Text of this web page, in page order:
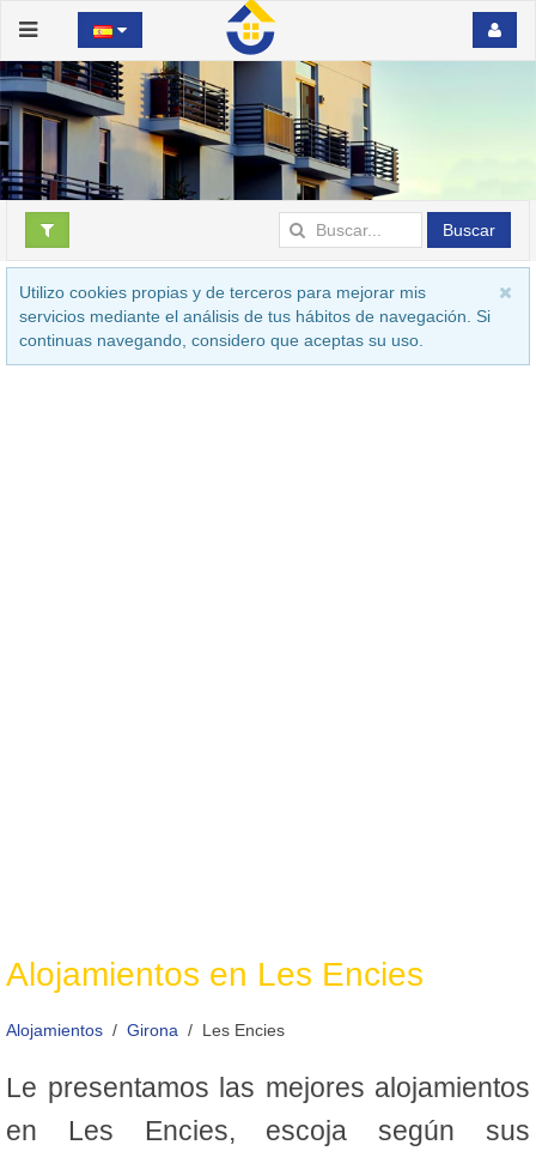
Buscar
Utilizo cookies propias y de terceros para mejorar mis
servicios mediante el análisis de tus hábitos de navegación. Si
continuas navegando, considero que aceptas su uso.
Alojamientos en Les Encies
Alojamientos Girona Les Encies
Le presentamos las mejores alojamientos
en Les Encies, escoja según sus